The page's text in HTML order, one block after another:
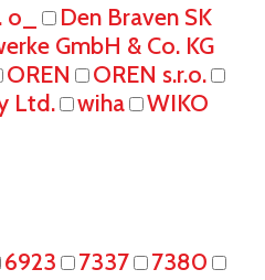
Den Braven SK
GmbH & Co. KG
OREN
OREN s.r.o.
Ltd. wiha WIKO
6923 7337
7380